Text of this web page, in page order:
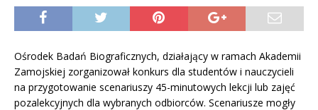
Ośrodek Badań Biograficznych, działający w ramach Akademii
Zamojskiej zorganizował konkurs dla studentów i nauczycieli
na przygotowanie scenariuszy 45-minutowych lekcji lub zajęć
pozalekcyjnych dla wybranych odbiorców. Scenariusze mogły